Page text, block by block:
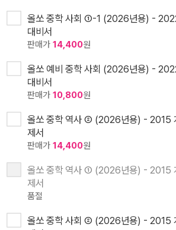
올쏘 중학 사회 ①-1 (2026년용) -
대비서
판매가 14,400원
올쏘 예비 중학 사회 (2026년용) -
대비서
판매가 10,800원
올쏘 중학 역사 ② (2026년용) - 2015
제서
판매가 14,400원
올쏘 중학 역사 ① (2026년용) - 2015
제서
품절
올쏘 중학 사회 ② (2026년용) - 2015